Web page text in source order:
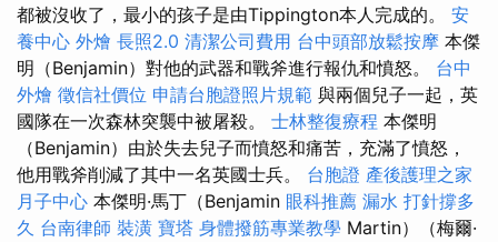
都被沒收了，最小的孩子是由Tippington本人完成的。 安
養中心 外燴 長照2.0 清潔公司費用 台中頭部放鬆按摩 本傑
明（Benjamin）對他的武器和戰斧進行報仇和憤怒。 台中
外燴 徵信社價位 申請台胞證照片規範 與兩個兒子一起，英
國隊在一次森林突襲中被屠殺。 士林整復療程 本傑明
（Benjamin）由於失去兒子而憤怒和痛苦，充滿了憤怒，
他用戰斧削減了其中一名英國士兵。 台胞證 產後護理之家
月子中心 本傑明·馬丁（Benjamin 眼科推薦 漏水 打針撐多
久 台南律師 裝潢 寶塔 身體撥筋專業教學 Martin）（梅爾·